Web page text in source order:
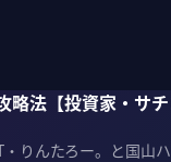
法【投資家・サ
ーりんたろー。（